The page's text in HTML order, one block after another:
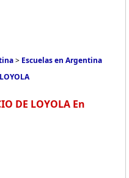
> Escuelas en Argentina
DE LOYOLA En